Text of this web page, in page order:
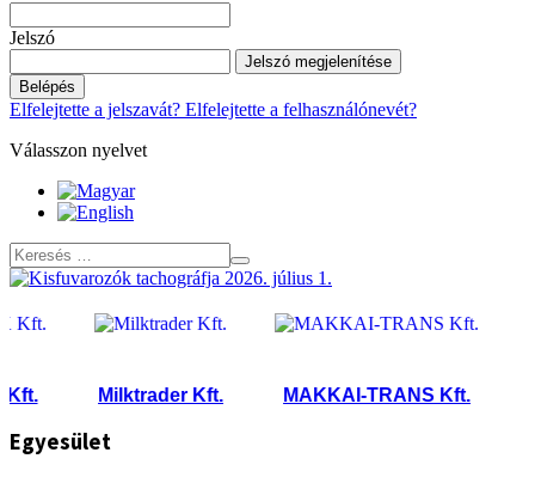
Jelszó
Jelszó megjelenítése
Belépés
Elfelejtette a jelszavát? Elfelejtette a felhasználónevét?
Válasszon nyelvet
Milktrader Kft. MAKKAI-TRANS Kft.
Egyesület